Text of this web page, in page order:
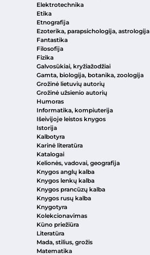
Elektrotechnika
Etika
Etnografija
Ezoterika, parapsichologija, astrologija
Fantastika
Filosofija
Fizika
Galvosūkiai, kryžiažodžiai
Gamta, biologija, botanika, zoologija
Grožinė lietuvių autorių
Grožinė užsienio autorių
Humoras
Informatika, kompiuterija
Išeivijoje leistos knygos
Istorija
Kalbotyra
Karinė literatūra
Katalogai
Kelionės, vadovai, geografija
Knygos anglų kalba
Knygos lenkų kalba
Knygos prancūzų kalba
Knygos rusų kalba
Knygotyra
Kolekcionavimas
Kūno priežiūra
Literatūra
Mada, stilius, grožis
Matematika